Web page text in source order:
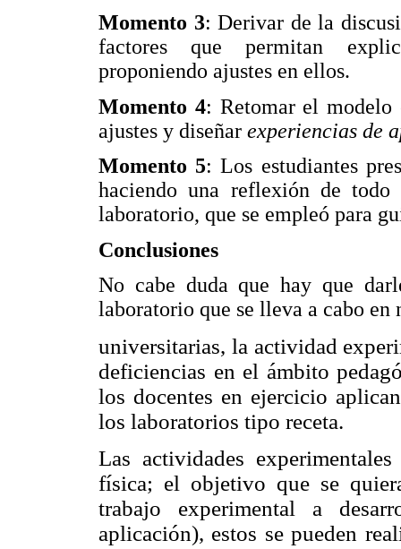
Momento 3: Derivar de la
factores que permitan
proponiendo ajustes en ellos.
Momento 4: Retomar el modelo
ajustes y diseñar experiencias de
Momento 5: Los estudiantes
haciendo una reflexión de
laboratorio, que se empleó para
Conclusiones
No cabe duda que hay que
laboratorio que se lleva a cabo en
universitarias, la actividad
deficiencias en el ámbito
los docentes en ejercicio
los laboratorios tipo receta.
Las actividades
física; el objetivo que se
trabajo experimental a
aplicación), estos se pueden